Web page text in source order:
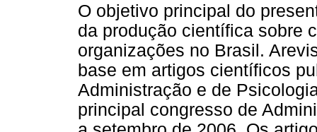
O objetivo principal do
da produção científica sobre
organizações no Brasil.
base em artigos científicos
Administração e de
principal congresso de